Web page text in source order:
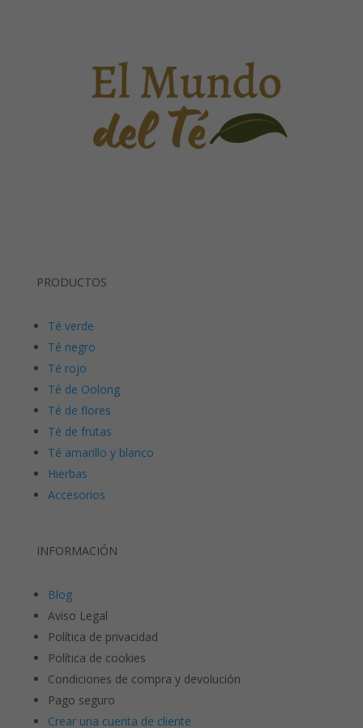
PRODUCTOS
Té verde
Té negro
Té rojo
Té de Oolong
Té de flores
Té de frutas
Té amarillo y blanco
Hierbas
Accesorios
INFORMACIÓN
Blog
Aviso Legal
Política de privacidad
Política de cookies
Condiciones de compra y devolución
Pago seguro
Crear una cuenta de cliente